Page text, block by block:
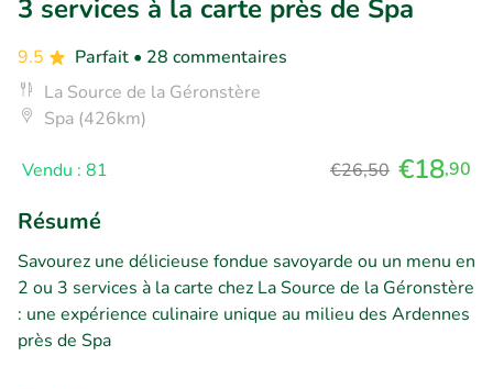
3 services à la carte près de Spa
9.5 Parfait • 28 commentaires
La Source de la Géronstère
Spa (426km)
Vendu : 81 €26,50 €18,90
Résumé
Savourez une délicieuse fondue savoyarde ou un menu en
2 ou 3 services à la carte chez La Source de la Géronstère
: une expérience culinaire unique au milieu des Ardennes
près de Spa